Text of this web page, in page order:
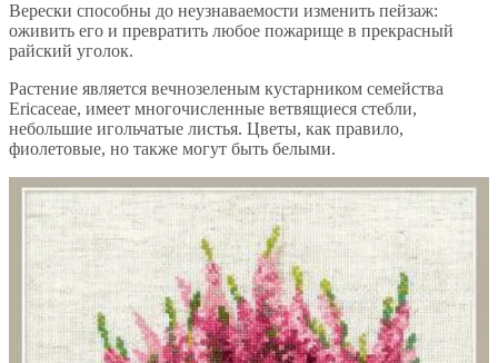
Верески способны до неузнаваемости изменить пейзаж:
оживить его и превратить любое пожарище в прекрасный
райский уголок.
Растение является вечнозеленым кустарником семейства
Ericaceae, имеет многочисленные ветвящиеся стебли,
небольшие игольчатые листья. Цветы, как правило,
фиолетовые, но также могут быть белыми.